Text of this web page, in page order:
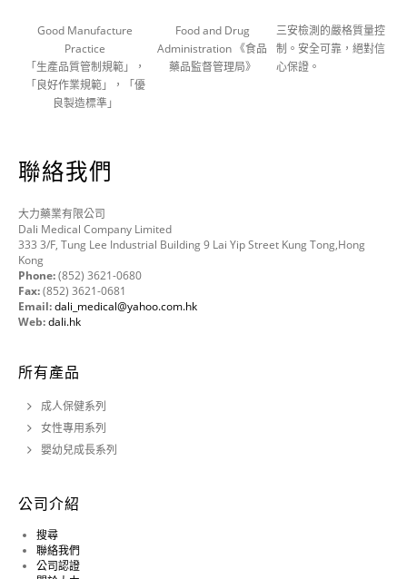
Good Manufacture
Practice
「生產品質管制規範」，
「良好作業規範」，「優
良製造標準」
Food and Drug
Administration 《食品
藥品監督管理局》
三安檢測的嚴格質量控
制。安全可靠，絕對信
心保證。
聯絡我們
大力藥業有限公司
Dali Medical Company Limited
333 3/F, Tung Lee Industrial Building 9 Lai Yip Street Kung Tong,Hong
Kong
Phone:(852) 3621-0680
Fax:(852) 3621-0681
Email:dali_medical@yahoo.com.hk
Web:dali.hk
所有產品
成人保健系列
女性專用系列
嬰幼兒成長系列
公司介紹
搜尋
聯絡我們
公司認證